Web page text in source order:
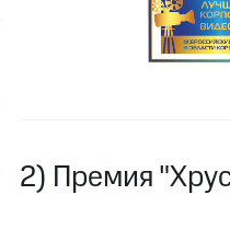
2) Премия